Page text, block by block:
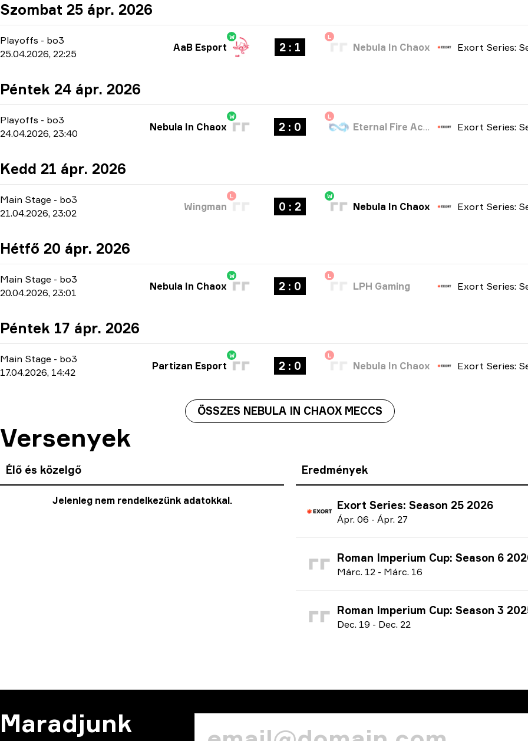
Szombat 25 ápr. 2026
Playoffs - bo3
25.04.2026, 22:25
W
AaB Esport 2 : 1
L
Nebula In Chaox
Péntek 24 ápr. 2026
Playoffs - bo3
24.04.2026, 23:40
W
Nebula In Chaox 2 : 0
L
Eternal Fire Academy
Kedd 21 ápr. 2026
Main Stage - bo3
21.04.2026, 23:02
L
Wingman 0 : 2
W
Nebula In Chaox
Hétfő 20 ápr. 2026
Main Stage - bo3
20.04.2026, 23:01
W
Nebula In Chaox 2 : 0
L
LPH Gaming
Péntek 17 ápr. 2026
Main Stage - bo3
17.04.2026, 14:42
W
Partizan Esport 2 : 0
L
Nebula In Chaox
ÖSSZES NEBULA IN CHAOX MECCS
Versenyek
Élő és közelgő
Jelenleg nem rendelkezünk adatokkal.
Eredmények
Exort Series: Season 25 2026
Ápr. 06 - Ápr. 27
Roman Imperium Cup: Season 6
Márc. 12 - Márc. 16
Roman Imperium Cup: Season 3
Dec. 19 - Dec. 22
Maradjunk